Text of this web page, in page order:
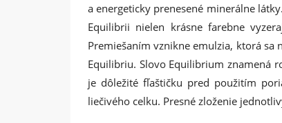
a energeticky prenesené minerálne
Equilibrii nielen krásne farebne
Premiešaním vznikne emulzia, ktorá sa
Equilibriu. Slovo Equilibrium znamená
je dôležité fľaštičku pred použitím
liečivého celku. Presné zloženie